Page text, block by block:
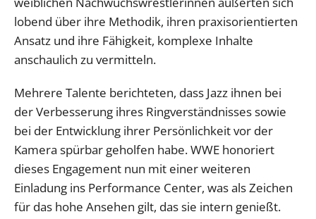
lobend über ihre Methodik, ihren praxisorientierten
Ansatz und ihre Fähigkeit, komplexe Inhalte
anschaulich zu vermitteln.
Mehrere Talente berichteten, dass Jazz ihnen bei
der Verbesserung ihres Ringverständnisses sowie
bei der Entwicklung ihrer Persönlichkeit vor der
Kamera spürbar geholfen habe. WWE honoriert
dieses Engagement nun mit einer weiteren
Einladung ins Performance Center, was als Zeichen
für das hohe Ansehen gilt, das sie intern genießt.